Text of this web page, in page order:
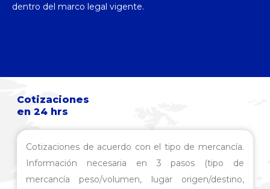
dentro del marco legal vigente.
Cotizaciones
en 24 hrs
Cotizaciones de acuerdo con el tipo de mercancía.
Información necesaria en 3 pasos (tipo de
mercancía peso/volumen, lugar origen/destino,